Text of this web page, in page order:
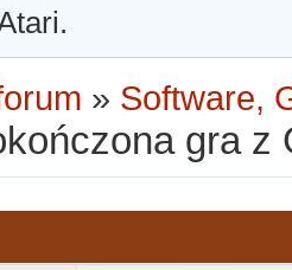
» Software,
gra z